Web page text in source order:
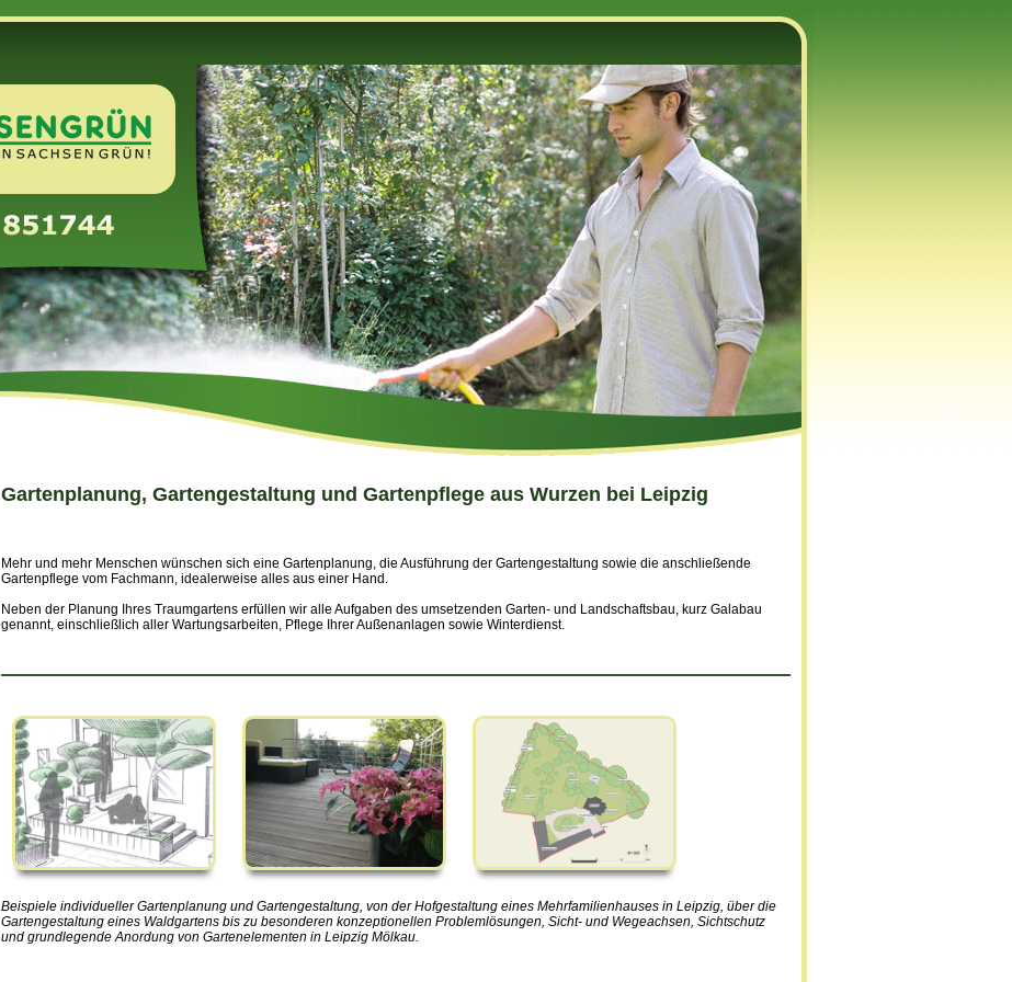
Gartenplanung, Gartengestaltung und Gartenpflege aus Wurzen bei Leipzig
Mehr und mehr Menschen wünschen sich eine Gartenplanung, die Ausführung der Gartengestaltung sowie die anschließende
Gartenpflege vom Fachmann, idealerweise alles aus einer Hand.
Neben der Planung Ihres Traumgartens erfüllen wir alle Aufgaben des umsetzenden Garten- und Landschaftsbau, kurz Galabau
genannt, einschließlich aller Wartungsarbeiten, Pflege Ihrer Außenanlagen sowie Winterdienst.
Beispiele individueller Gartenplanung und Gartengestaltung, von der Hofgestaltung eines Mehrfamilienhauses in Leipzig, über die
Gartengestaltung eines Waldgartens bis zu besonderen konzeptionellen Problemlösungen, Sicht- und Wegeachsen, Sichtschutz
und grundlegende Anordung von Gartenelementen in Leipzig Mölkau.